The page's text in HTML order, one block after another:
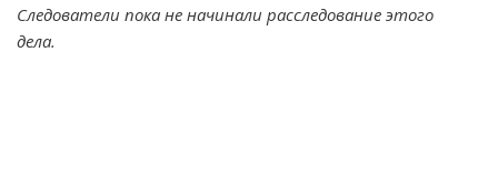
Следователи пока не начинали расследование этого
дела.